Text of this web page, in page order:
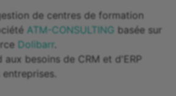
de centres de formation
ATM-CONSULTING basée sur
Dolibarr
aux besoins de CRM et d'ERP